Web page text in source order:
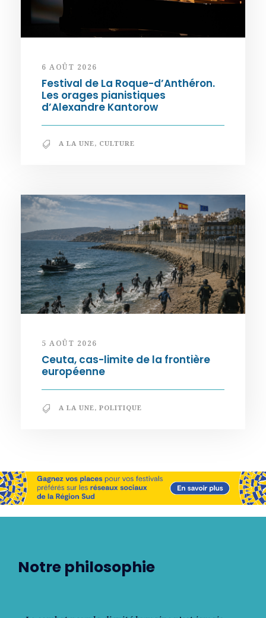
6 AOÛT 2026
Festival de La Roque-d’Anthéron.
Les orages pianistiques
d’Alexandre Kantorow
A LA UNE, CULTURE
5 AOÛT 2026
Ceuta, cas-limite de la frontière
européenne
A LA UNE, POLITIQUE
Notre philosophie